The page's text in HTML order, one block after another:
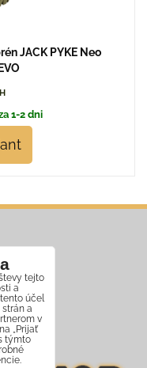
JACK PYKE Neo
1-2 dni
tejto
a
účel
a
v
„Prijať
týmto